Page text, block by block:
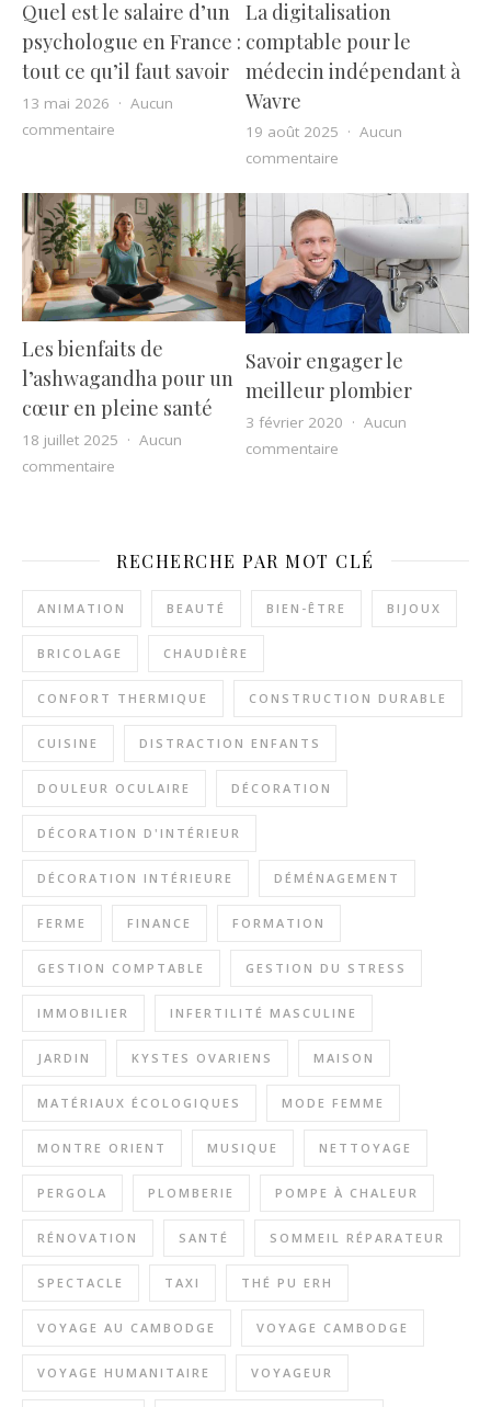
Quel est le salaire d’un
psychologue en France :
tout ce qu’il faut savoir
13 mai 2026
Aucun
commentaire sur Quel est le salaire d’un psychologue en France :
La digitalisation
comptable pour le
médecin indépendant à
Wavre
19 août 2025
Aucun
commentaire
Les bienfaits de
l’ashwagandha pour un
cœur en pleine santé
18 juillet 2025
Aucun
commentaire
Savoir engager le
meilleur plombier
3 février 2020
Aucun
commentaire
RECHERCHE PAR MOT CLÉ
ANIMATION BEAUTÉ BIEN-ÊTRE BIJOUX
BRICOLAGE CHAUDIÈRE
CONFORT THERMIQUE CONSTRUCTION DURABLE
CUISINE DISTRACTION ENFANTS
DOULEUR OCULAIRE DÉCORATION
DÉCORATION D'INTÉRIEUR
DÉCORATION INTÉRIEURE DÉMÉNAGEMENT
FERME FINANCE FORMATION
GESTION COMPTABLE GESTION DU STRESS
IMMOBILIER INFERTILITÉ MASCULINE
JARDIN KYSTES OVARIENS MAISON
MATÉRIAUX ÉCOLOGIQUES MODE FEMME
MONTRE ORIENT MUSIQUE NETTOYAGE
PERGOLA PLOMBERIE POMPE À CHALEUR
RÉNOVATION SANTÉ SOMMEIL RÉPARATEUR
SPECTACLE TAXI THÉ PU ERH
VOYAGE AU CAMBODGE VOYAGE CAMBODGE
VOYAGE HUMANITAIRE VOYAGEUR